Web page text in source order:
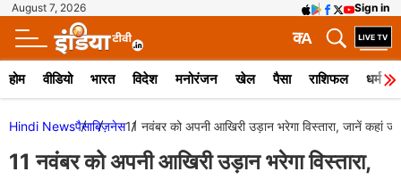
August 7, 2026 Sign in
A
क
होम वीडियो भारत विदेश मनोरंजन खेल पैसा राशिफल धर्म
Hindi Newsपैसाबिज़नेस11 नवंबर को अपनी आखिरी उड़ान भरेगा विस्तारा, जानें कहां
11 नवंबर को अपनी आखिरी उड़ान भरेगा विस्तारा,